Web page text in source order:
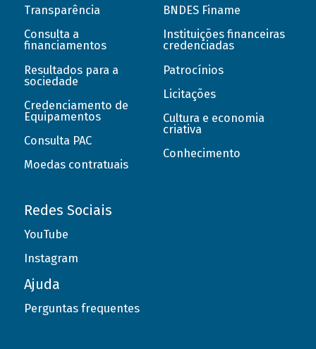
Transparência
Consulta a
financiamentos
Resultados para a
sociedade
Credenciamento de
Equipamentos
Consulta PAC
Moedas contratuais
BNDES Finame
Instituições financeiras
credenciadas
Patrocínios
Licitações
Cultura e economia
criativa
Conhecimento
Redes Sociais
YouTube
Instagram
Ajuda
Perguntas frequentes